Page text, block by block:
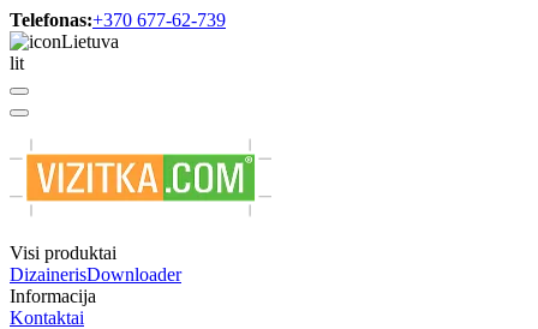
Telefonas:+370 677-62-739
Lietuva
lit
Visi produktai
DizainerisDownloader
Informacija
Kontaktai